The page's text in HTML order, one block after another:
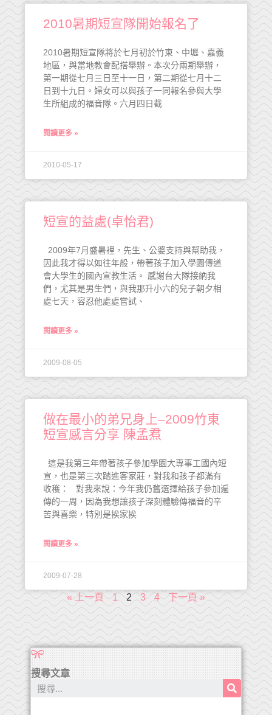
2010暑期短宣隊開始報名了
2010暑期短宣隊將於七月初於竹東、中壢、嘉義
地區，與當地教會配搭舉辦。本次分兩期舉辦，
第一期從七月三日至十一日，第二期從七月十二
日到十九日。婦女可以與孩子一同報名參與大學
生所組成的福音隊。六月四日截
閱讀更多 »
2010-05-17
短宣的益處(卓怡君)
2009年7月盛暑裡，先生、公婆支持與幫助我，
因此我才得以如往年般，帶著孩子加入學園傳道
會大學生的國內宣教生活。 感謝台大隊接納我
們，尤其是男生們，與我那升小六的兒子朝夕相
處七天，容忍他處處嘗試、
閱讀更多 »
2009-08-05
做在最小的弟兄身上–2009竹東
短宣感言分享 陳孟焄
這是我第三年帶著孩子參加學園大專事工國內短
宣，也是第三次踏進客家莊，對我和孩子都滿有
收穫： 對我來說：今年我仍舊選擇給孩子參加遍
傳的一周，因為我想讓孩子深刻體驗傳福音的辛
苦與喜樂，特別是挨家挨
閱讀更多 »
2009-07-28
« 上一頁 1 2 3 4 下一頁 »
搜尋文章